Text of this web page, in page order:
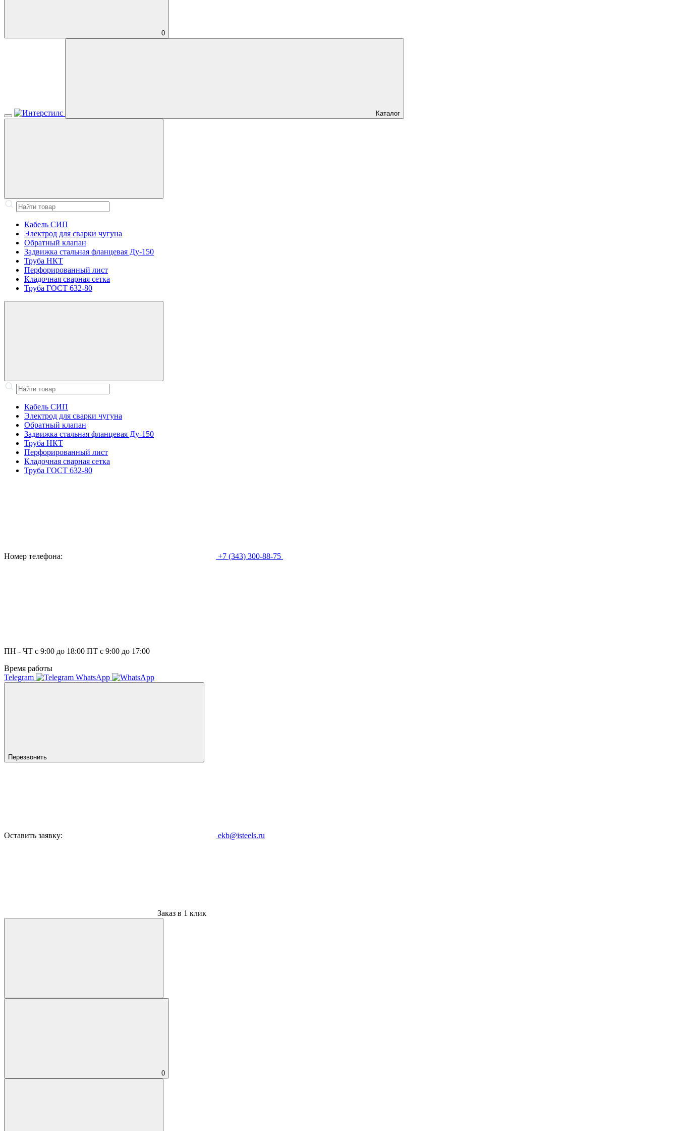
0
Каталог
Кабель СИП
Электрод для сварки чугуна
Обратный клапан
Задвижка стальная фланцевая Ду-150
Труба НКТ
Перфорированный лист
Кладочная сварная сетка
Труба ГОСТ 632-80
Кабель СИП
Электрод для сварки чугуна
Обратный клапан
Задвижка стальная фланцевая Ду-150
Труба НКТ
Перфорированный лист
Кладочная сварная сетка
Труба ГОСТ 632-80
Номер телефона: +7 (343) 300-88-75
ПН - ЧТ с 9:00 до 18:00 ПТ с 9:00 до 17:00
Время работы
Telegram
WhatsApp
Перезвонить
Оставить заявку: ekb@isteels.ru
Заказ в 1 клик
0